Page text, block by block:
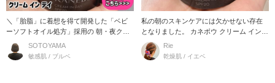
＼「胎脂」に着想を得て開発した「ベビ
ーソフトオイル処方」採用の 朝・夜クリ
ーム／ お母さ
SOTOYAMA
敏感肌 / ブルベ
私の朝のスキンケアには欠かせない存在
となりました。 カネボウ クリーム イン
デイのご紹
Rie
乾燥肌 / イエベ